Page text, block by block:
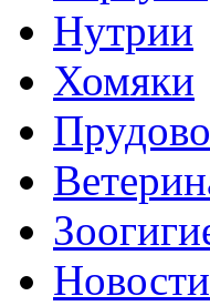
Нутрии
Хомяки